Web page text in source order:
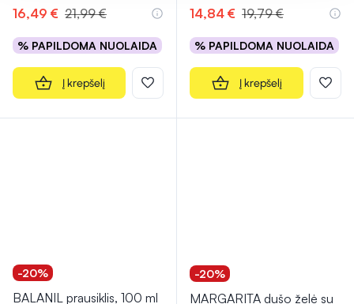
16,49 € 21,99 €
% PAPILDOMA NUOLAIDA
Į krepšelį
14,84 € 19,79 €
% PAPILDOMA NUOLAIDA
Į krepšelį
-20%
BALANIL prausiklis, 100 ml
-20%
MARGARITA dušo želė su